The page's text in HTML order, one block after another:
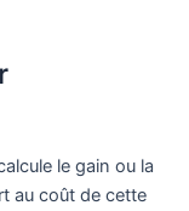
le gain ou la
au coût de cette